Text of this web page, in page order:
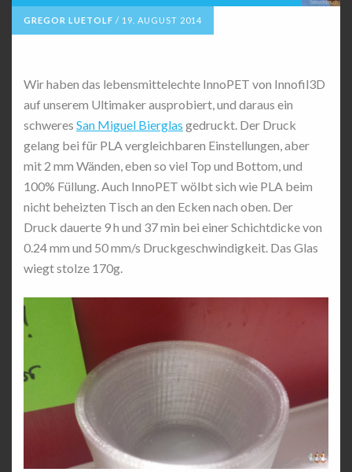
GREGOR LUETOLF / 19. AUGUST 2014
Wir haben das lebensmittelechte InnoPET von Innofil3D
auf unserem Ultimaker ausprobiert, und daraus ein
schweres San Miguel Bierglas gedruckt. Der Druck
gelang bei für PLA vergleichbaren Einstellungen, aber
mit 2 mm Wänden, eben so viel Top und Bottom, und
100% Füllung. Auch InnoPET wölbt sich wie PLA beim
nicht beheizten Tisch an den Ecken nach oben. Der
Druck dauerte 9 h und 37 min bei einer Schichtdicke von
0.24 mm und 50 mm/s Druckgeschwindigkeit. Das Glas
wiegt stolze 170g.